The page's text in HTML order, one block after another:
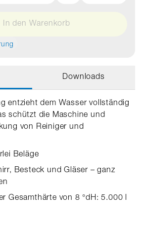
In den Warenkorb
Downloads
entzieht dem Wasser vollständig
schützt die Maschine und
von Reiniger und
Beläge
Besteck und Gläser – ganz
Gesamthärte von 8 °dH: 5.000 l